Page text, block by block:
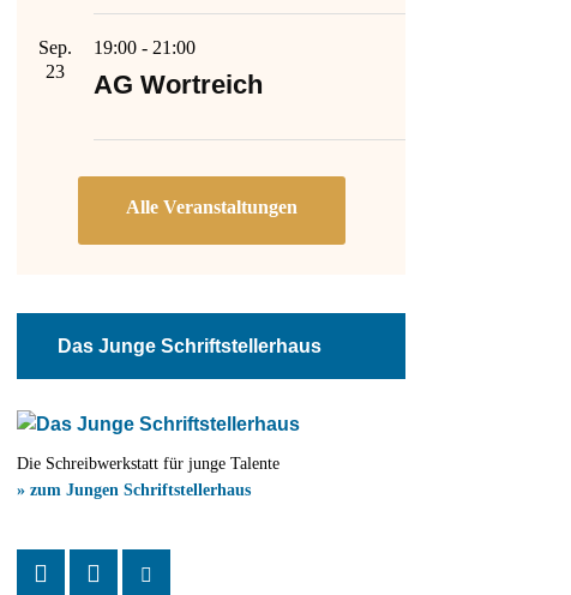
Sep.
23
19:00 - 21:00
AG Wortreich
Das Junge Schriftstellerhaus
Die Schreibwerkstatt für junge Talente
» zum Jungen Schriftstellerhaus